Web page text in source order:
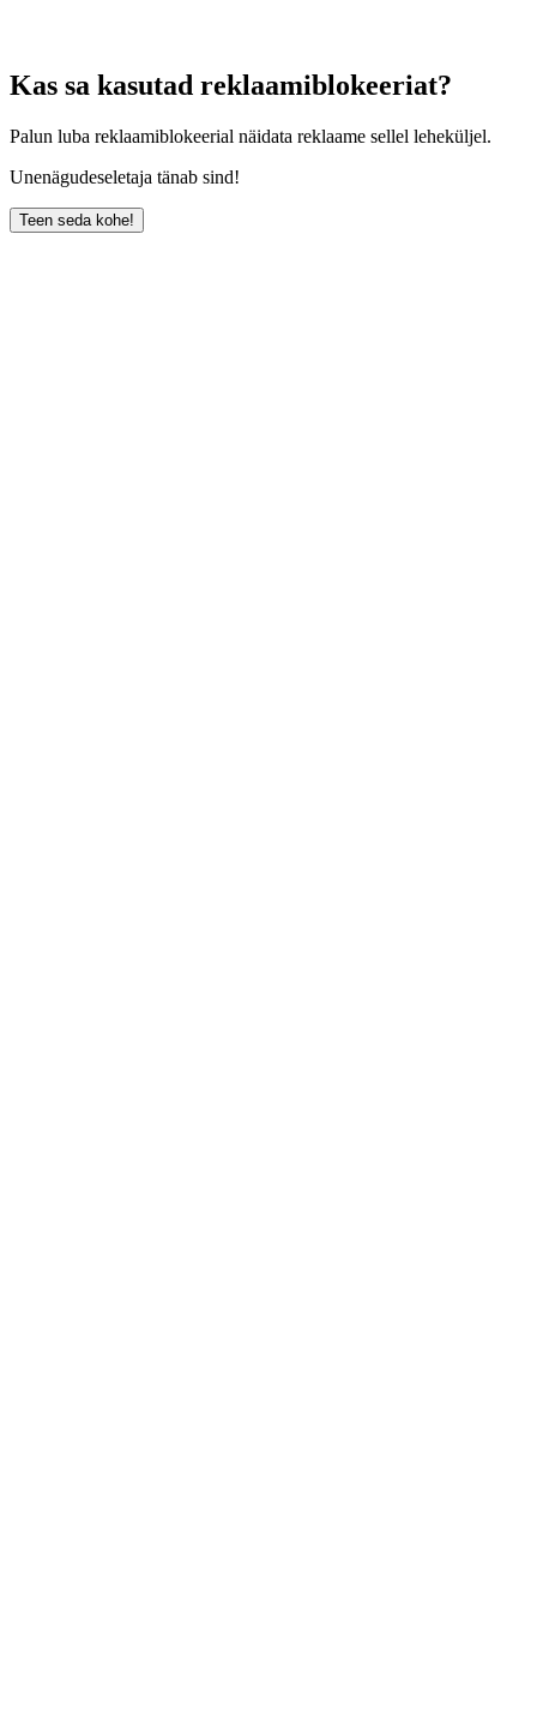
Kas sa kasutad reklaamiblokeeriat?
Palun luba reklaamiblokeerial näidata reklaame sellel leheküljel.
Unenägudeseletaja tänab sind!
Teen seda kohe!